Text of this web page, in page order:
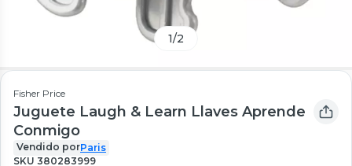
1/2
Fisher Price
Juguete Laugh & Learn Llaves Aprende
Conmigo
Vendido porParis
SKU 380283999